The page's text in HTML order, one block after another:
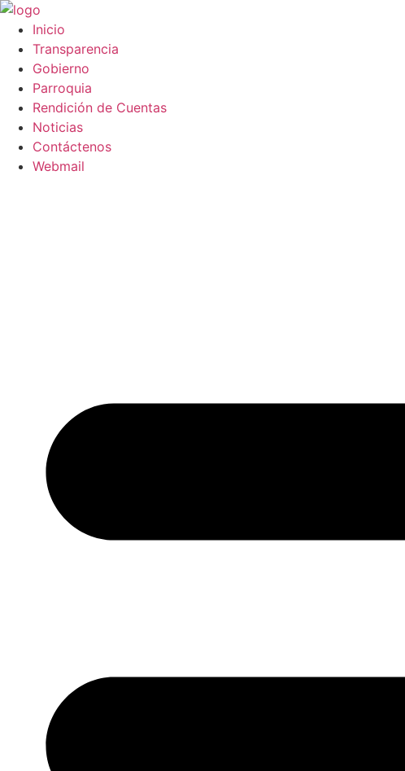
Saltar
contenido
Inicio
Transparencia
Gobierno
Parroquia
Rendición de Cuentas
Noticias
Contáctenos
Webmail